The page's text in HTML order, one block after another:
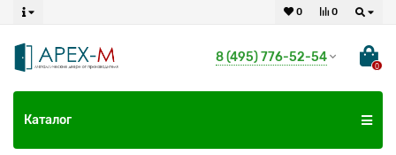
0
0
8 (495) 776-52-54
0
Каталог